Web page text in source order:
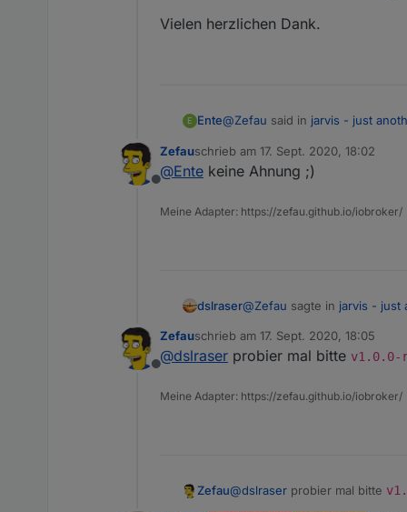
http://192.168.10.3:8082/jarvis/
Obwohl, das kann es nicht
http://192.168.178.26:8082/vis/
Vielen herzlichen Dank.
E Ente@Zefau said in jarvis - just
@ Entekannst du mal
Jo. Sehr gute Idee. Ich weiß
Offline
Zefauschrieb am 17. Sept. 2020, 18:02
zuletzt editiert von
@Ente keine Ahnung ;)
Meine Adapter: https://zefau.github.io/iobroker/
dslraser@Zefau sagte in jarvis - just
add new group ist
https://github.com/Zefau/
Offline
Zefauschrieb am 17. Sept. 2020, 18:05
zuletzt editiert von
@dslraser probier mal bitte v1.0.0-
Meine Adapter: https://zefau.github.io/iobroker/
Zefau@dslraser probier mal bitte